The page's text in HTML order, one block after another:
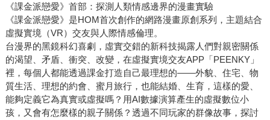
《課金派戀愛》首部：探測人類情感邊界的漫畫實驗
《課金派戀愛》是HOM首次創作的網路漫畫原創系列，主題結合
虛擬實境（VR）交友與人際情感倫理。
台漫界的黑鏡科幻喜劇，虛實交錯的新科技揭露人們對親密關係
的渴望、矛盾、衝突、改變，在虛擬實境交友APP「PEENKY」
裡，每個人都能透過課金打造自己最理想的――外貌、住宅、物
質生活、理想的約會、蜜月旅行，也能結婚、生育，這樣的愛、
能夠定義它為真實或虛擬嗎？用AI數據演算產生的虛擬數位小
孩，又會有怎麼樣的親子關係？透過不同玩家的群像故事，探討